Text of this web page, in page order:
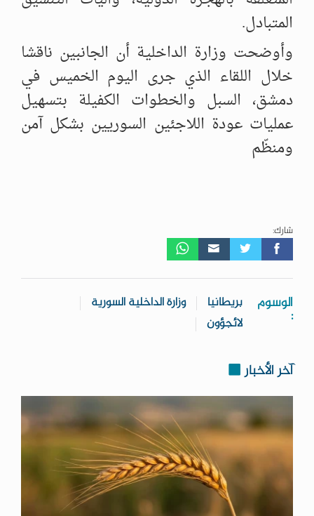
المتبادل.‏
وأوضحت وزارة الداخلية أن الجانبين ناقشا
خلال اللقاء الذي جرى اليوم الخميس في
دمشق، السبل والخطوات الكفيلة بتسهيل
عمليات عودة اللاجئين السوريين بشكل آمن
ومنظّم
شارك:
الوسوم
:
بريطانيا
وزارة الداخلية السورية
لائجؤون
آخر الأخبار